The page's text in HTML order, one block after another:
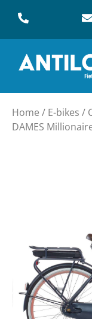
Home / E-bikes /
DAMES